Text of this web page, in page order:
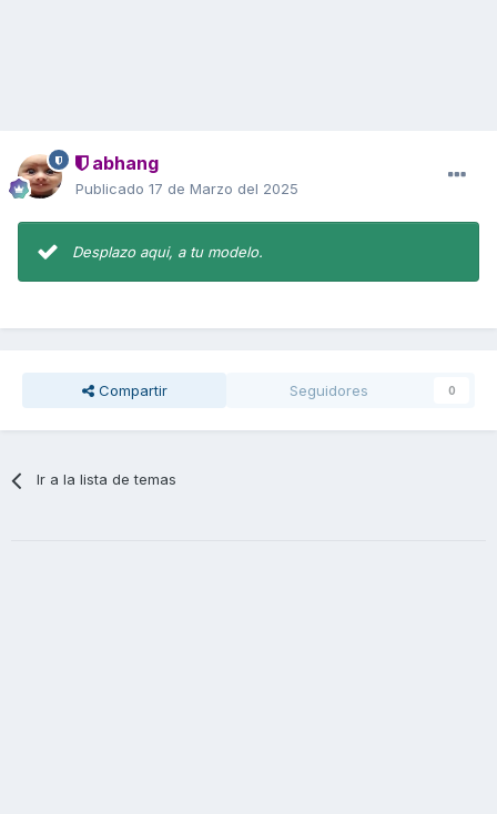
abhang
Publicado 17 de Marzo del 2025
Desplazo aqui, a tu modelo.
Compartir Seguidores 0
Ir a la lista de temas